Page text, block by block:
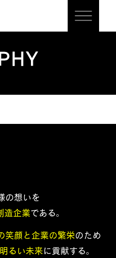
の想いを
造企業である。
笑顔と企業の繁栄のため
明るい未来に貢献する。